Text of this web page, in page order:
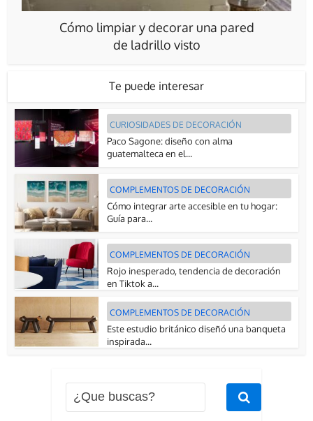
Cómo limpiar y decorar una pared
de ladrillo visto
Te puede interesar
CURIOSIDADES DE DECORACIÓN
Paco Sagone: diseño con alma
guatemalteca en el...
COMPLEMENTOS DE DECORACIÓN
Cómo integrar arte accesible en tu hogar:
Guía para...
COMPLEMENTOS DE DECORACIÓN
Rojo inesperado, tendencia de decoración
en Tiktok a...
COMPLEMENTOS DE DECORACIÓN
Este estudio británico diseñó una banqueta
inspirada...